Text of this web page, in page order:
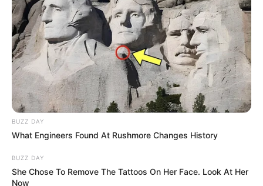
BUZZ DAY
What Engineers Found At Rushmore Changes History
BUZZ DAY
She Chose To Remove The Tattoos On Her Face. Look At Her
Now